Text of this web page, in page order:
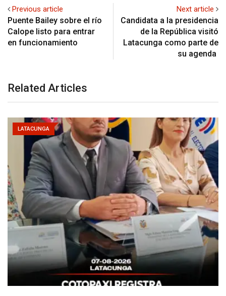
Previous article
Puente Bailey sobre el río
Calope listo para entrar
en funcionamiento
Next article
Candidata a la presidencia
de la República visitó
Latacunga como parte de
su agenda
Related Articles
LATACUNGA